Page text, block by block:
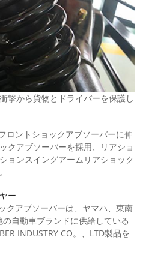
撃から貨物とドライバーを保護し
ロントショックアブソーバーに伸
クアブソーバーを採用、リアショ
ョンスイングアームリアショック
ー
クアブソーバーは、ヤマハ、東南
自動車ブランドに供給している
INDUSTRY CO。、LTD製品を